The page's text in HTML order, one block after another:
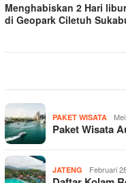
Menghabiskan 2 Hari
di Geopark Ciletuh
PAKET WISATA
Paket Wisata
JATENG Februari